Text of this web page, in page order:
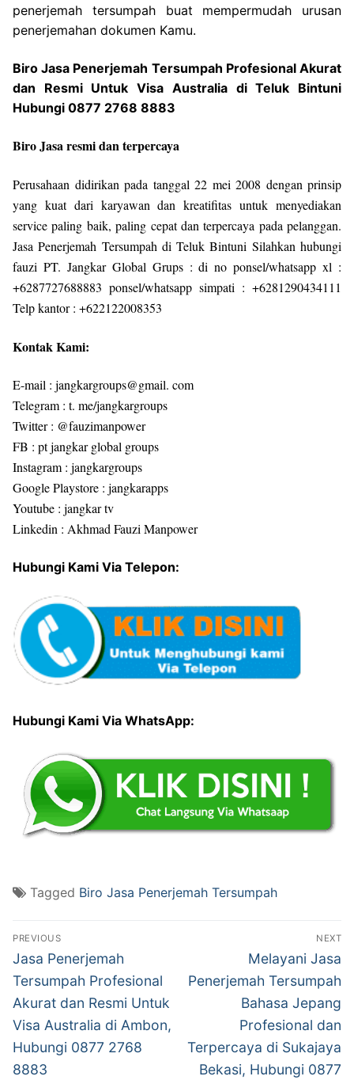
penerjemah tersumpah buat mempermudah urusan
penerjemahan dokumen Kamu.
Biro Jasa Penerjemah Tersumpah Profesional Akurat
dan Resmi Untuk Visa Australia di Teluk Bintuni
Hubungi 0877 2768 8883
Biro Jasa resmi dan terpercaya
Perusahaan didirikan pada tanggal 22 mei 2008 dengan prinsip
yang kuat dari karyawan dan kreatifitas untuk menyediakan
service paling baik, paling cepat dan terpercaya pada pelanggan.
Jasa Penerjemah Tersumpah di Teluk Bintuni Silahkan hubungi
fauzi PT. Jangkar Global Grups : di no ponsel/whatsapp xl :
+6287727688883 ponsel/whatsapp simpati : +6281290434111
Telp kantor : +622122008353
Kontak Kami:
E-mail : jangkargroups@gmail. com
Telegram : t. me/jangkargroups
Twitter : @fauzimanpower
FB : pt jangkar global groups
Instagram : jangkargroups
Google Playstore : jangkarapps
Youtube : jangkar tv
Linkedin : Akhmad Fauzi Manpower
Hubungi Kami Via Telepon:
Hubungi Kami Via WhatsApp:
Tagged Biro Jasa Penerjemah Tersumpah
Post
navigation
PREVIOUS
Previous
post:
Jasa Penerjemah
Tersumpah Profesional
Akurat dan Resmi Untuk
Visa Australia di Ambon,
Hubungi 0877 2768
8883
NEXT
Next
post:
Melayani Jasa
Penerjemah Tersumpah
Bahasa Jepang
Profesional dan
Terpercaya di Sukajaya
Bekasi, Hubungi 0877